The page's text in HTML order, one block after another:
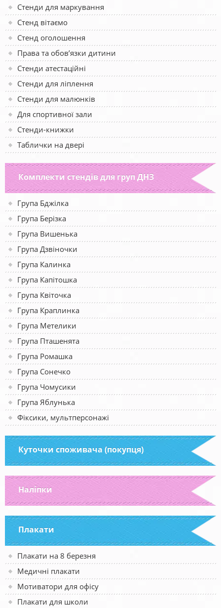
Стенди для маркування
Стенд вітаємо
Стенд оголошення
Права та обов’язки дитини
Стенди атестаційні
Стенди для ліплення
Стенди для малюнків
Для спортивної зали
Стенди-книжки
Таблички на двері
Комплекти стендів для груп ДНЗ
Група Бджілка
Група Берізка
Група Вишенька
Група Дзвіночки
Група Калинка
Група Капітошка
Група Квіточка
Група Краплинка
Група Метелики
Група Пташенята
Група Ромашка
Група Сонечко
Група Чомусики
Група Яблунька
Фіксики, мультперсонажі
Куточки споживача (покупця)
Наліпки
Плакати
Плакати на 8 березня
Медичні плакати
Мотиватори для офісу
Плакати для школи